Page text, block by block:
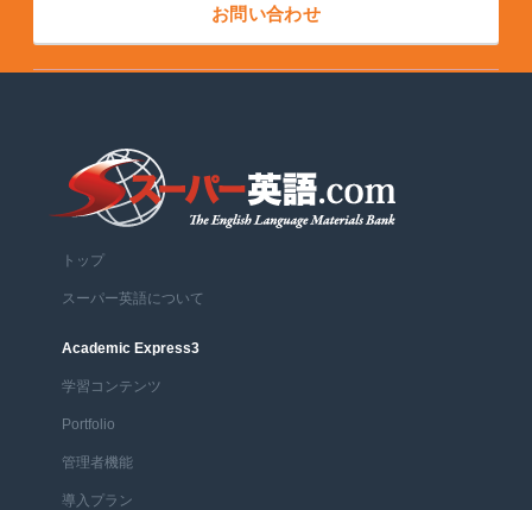
お問い合わせ
トップ
スーパー英語について
Academic Express3
学習コンテンツ
Portfolio
管理者機能
導入プラン